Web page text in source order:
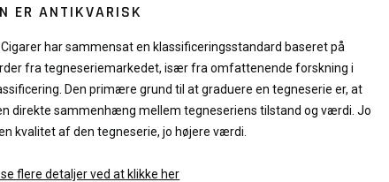
ER ANTIKVARISK
Cigarer har sammensat en klassificeringsstandard baseret på
fra tegneseriemarkedet, især fra omfattenende forskning i
Den primære grund til at graduere en tegneserie er, at
direkte sammenhæng mellem tegneseriens tilstand og værdi. Jo
kvalitet af den tegneserie, jo højere værdi.
se flere detaljer ved at klikke her